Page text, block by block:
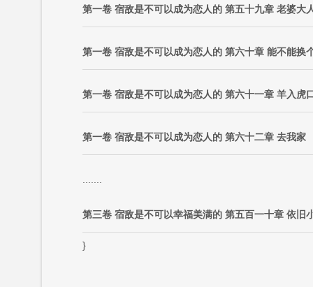
第一卷 宿敌是不可以成为恋人的 第五十九章 老婆大
第一卷 宿敌是不可以成为恋人的 第六十章 能不能换
第一卷 宿敌是不可以成为恋人的 第六十一章 羊入虎
第一卷 宿敌是不可以成为恋人的 第六十二章 去我家
第三卷 宿敌是不可以幸福美满的 第五百一十章 依旧
}